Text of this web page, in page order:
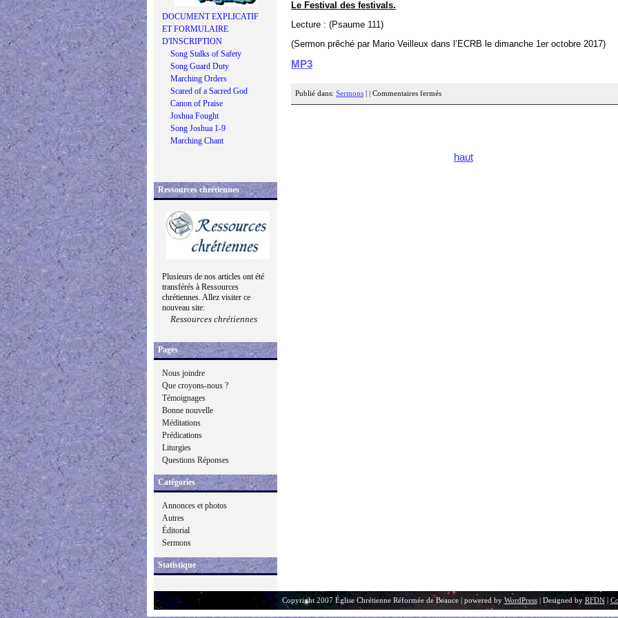
DOCUMENT EXPLICATIF
ET FORMULAIRE
D'INSCRIPTION
Song Stalks of Safety
Song Guard Duty
Marching Orders
Scared of a Sacred God
Canon of Praise
Joshua Fought
Song Joshua 1-9
Marching Chant
Ressources chrétiennes
Plusieurs de nos articles ont été
transférés à Ressources
chrétiennes. Allez visiter ce
nouveau site:
Ressources chrétiennes
Pages
Nous joindre
Que croyons-nous ?
Témoignages
Bonne nouvelle
Méditations
Prédications
Liturgies
Questions Réponses
Catégories
Annonces et photos
Autres
Éditorial
Sermons
Statistique
Le Festival des festivals.
Lecture : (Psaume 111)
(Sermon prêché par Mario Veilleux dans l’ECRB le dimanche 1er octobre 2017)
MP3
Publié dans: Sermons Commentaires fermés
haut
Copyright 2007 Église Chrétienne Réformée de Beauce | powered by WordPress| Designed byRFDN|